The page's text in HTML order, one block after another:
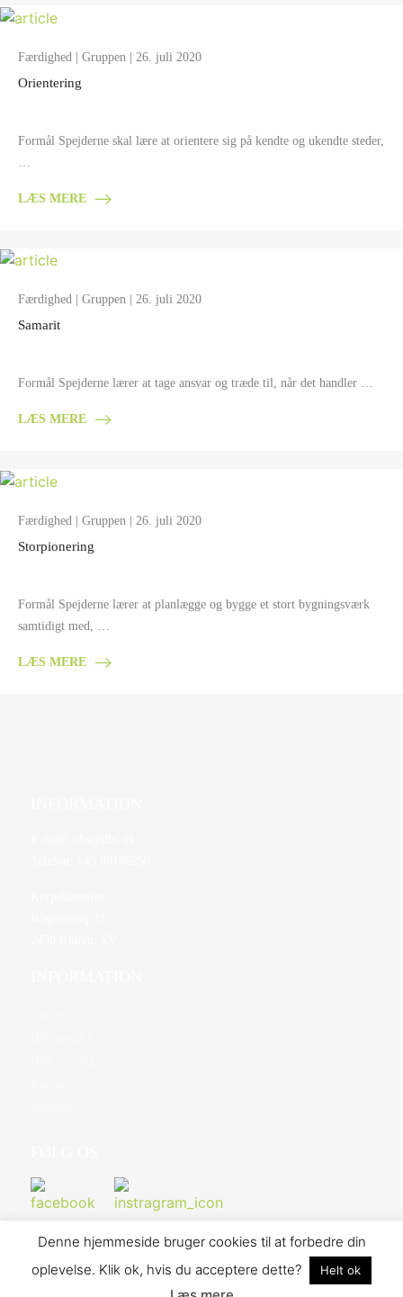
Færdighed | Gruppen | 26. juli 2020
Orientering
Formål Spejderne skal lære at orientere sig på kendte og ukendte steder,
LÆS MERE
Færdighed Gruppen | 26. juli 2020
Samarit
Formål Spejderne lærer at tage ansvar og træde til, når det handler …
LÆS MERE
Færdighed Gruppen | 26. juli 2020
Storpionering
Formål Spejderne lærer at planlægge og bygge et stort bygningsværk
samtidigt med, …
LÆS MERE
©2026 Danske Baptisters Spejderkorps - Hosted af Bo-we webbureau
Denne hjemmeside bruger cookies til at forbedre din
oplevelse. Klik ok, hvis du acceptere dette?
Helt ok